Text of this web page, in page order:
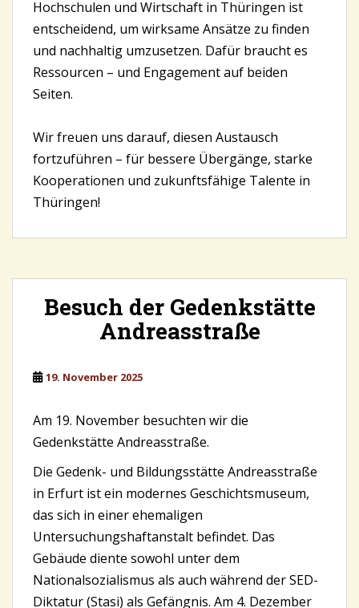
Hochschulen und Wirtschaft in Thüringen ist
entscheidend, um wirksame Ansätze zu finden
und nachhaltig umzusetzen. Dafür braucht es
Ressourcen – und Engagement auf beiden
Seiten.
Wir freuen uns darauf, diesen Austausch
fortzuführen – für bessere Übergänge, starke
Kooperationen und zukunftsfähige Talente in
Thüringen!
Besuch der Gedenkstätte
Andreasstraße
19. November 2025
Am 19. November besuchten wir die
Gedenkstätte Andreasstraße.
Die Gedenk- und Bildungsstätte Andreasstraße
in Erfurt ist ein modernes Geschichtsmuseum,
das sich in einer ehemaligen
Untersuchungshaftanstalt befindet. Das
Gebäude diente sowohl unter dem
Nationalsozialismus als auch während der SED-
Diktatur (Stasi) als Gefängnis. Am 4. Dezember